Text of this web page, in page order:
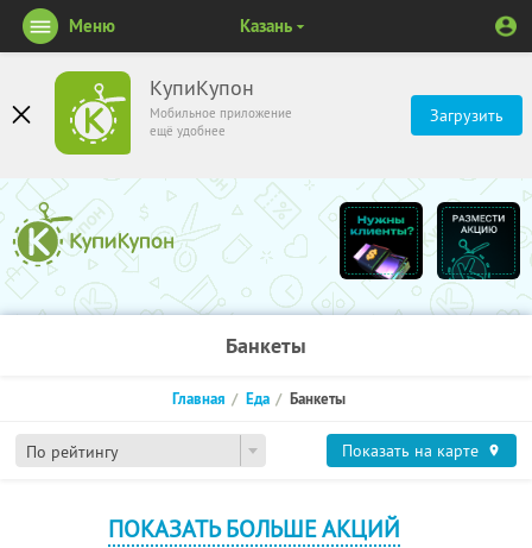
КупиКупон
Мобильное приложение
ещё удобнее
Загрузить
Меню Казань
Банкеты
По рейтингу
Главная Еда Банкеты
Показать на карте
ПОКАЗАТЬ БОЛЬШЕ АКЦИЙ